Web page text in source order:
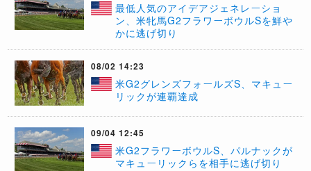
最低人気のアイデアジェネレーショ
ン、米牝馬G2フラワーボウルSを鮮や
かに逃げ切り
08/02 14:23
米G2グレンズフォールズS、マキュー
リックが連覇達成
09/04 12:45
米G2フラワーボウルS、パルナックが
マキューリックらを相手に逃げ切り